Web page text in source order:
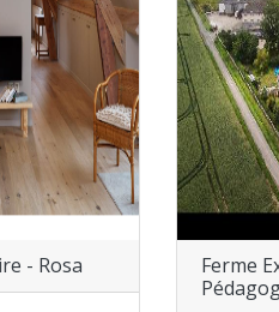
- Rosa
Ferme